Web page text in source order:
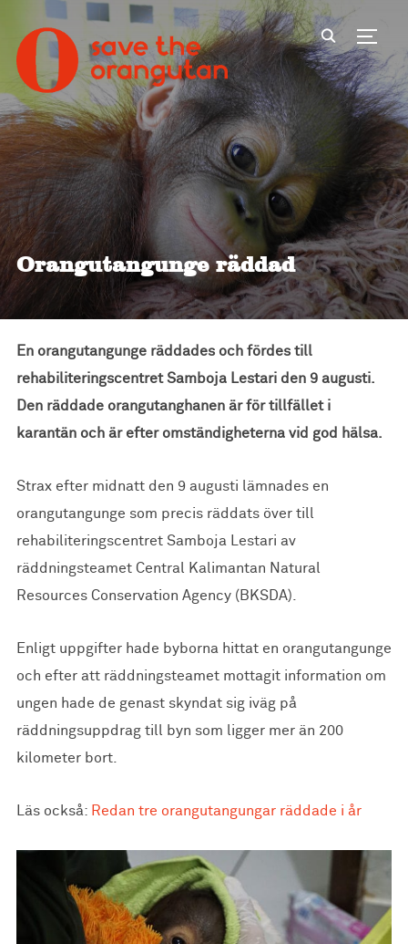
Orangutangunge räddad
En orangutangunge räddades och fördes till
rehabiliteringscentret Samboja Lestari den 9 augusti.
Den räddade orangutanghanen är för tillfället i
karantän och är efter omständigheterna vid god hälsa.
Strax efter midnatt den 9 augusti lämnades en
orangutangunge som precis räddats över till
rehabiliteringscentret Samboja Lestari av
räddningsteamet Central Kalimantan Natural
Resources Conservation Agency (BKSDA).
Enligt uppgifter hade byborna hittat en orangutangunge
och efter att räddningsteamet mottagit information om
ungen hade de genast skyndat sig iväg på
räddningsuppdrag till byn som ligger mer än 200
kilometer bort.
Läs också: Redan tre orangutangungar räddade i år